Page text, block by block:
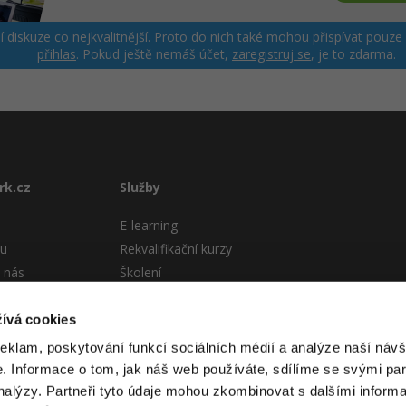
cookies
poskytování funkcí sociálních médií a analýze naší
Informace o tom, jak náš web používáte, sdílíme se svými
Partneři tyto údaje mohou zkombinovat s dalšími
diskuze co nejkvalitnější. Proto do nich také mohou přispívat
přihlas. Pokud ještě nemáš účet, zaregistruj se, je to zdarma.
nás
Služby
E-learning
Rekvalifikační kurzy
Školení